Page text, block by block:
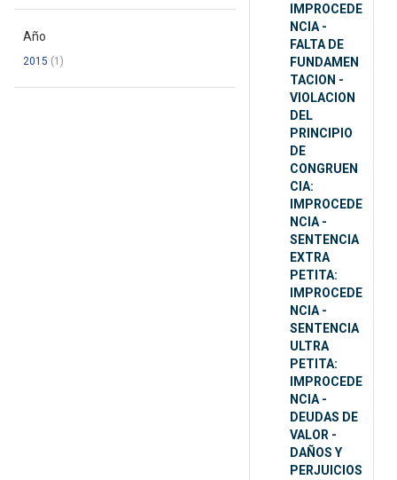
Año
2015 (1)
IMPROCEDE
NCIA -
FALTA DE
FUNDAMEN
TACION -
VIOLACION
DEL
PRINCIPIO
DE
CONGRUEN
CIA:
IMPROCEDE
NCIA -
SENTENCIA
EXTRA
PETITA:
IMPROCEDE
NCIA -
SENTENCIA
ULTRA
PETITA:
IMPROCEDE
NCIA -
DEUDAS DE
VALOR -
DAÑOS Y
PERJUICIOS